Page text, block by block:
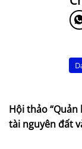
Hội thảo
tài nguyên đất